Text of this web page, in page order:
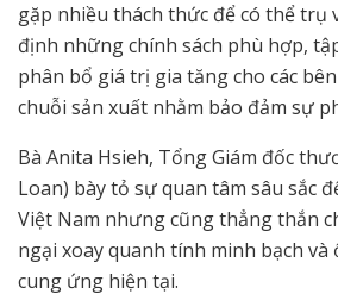
gặp nhiều thách thức để có thể trụ
định những chính sách phù hợp,
phân bổ giá trị gia tăng cho các
chuỗi sản xuất nhằm bảo đảm sự
Bà Anita Hsieh, Tổng Giám đốc
Loan) bày tỏ sự quan tâm sâu sắc
Việt Nam nhưng cũng thẳng thắn
ngại xoay quanh tính minh bạch và
cung ứng hiện tại.